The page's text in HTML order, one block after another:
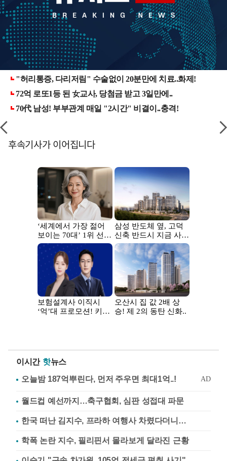
후속기사가 이어집니다
이시간 핫뉴스
월드컵 예선까지…축구협회, 심판 성접대 파문
한국 떠난 김지수, 프라하 여행사 차렸다더니…
학폭 논란 지수, 필리핀서 몰라보게 달라진 근황